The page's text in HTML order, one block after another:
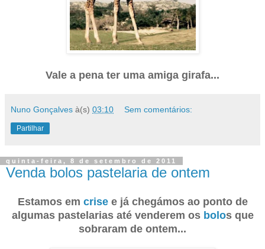
Vale a pena ter uma amiga girafa...
Nuno Gonçalves à(s) 03:10 Sem comentários:
Partilhar
quinta-feira, 8 de setembro de 2011
Venda bolos pastelaria de ontem
Estamos em crisee já chegámos ao ponto de
algumas pastelarias até venderem os bolos que
sobraram de ontem...